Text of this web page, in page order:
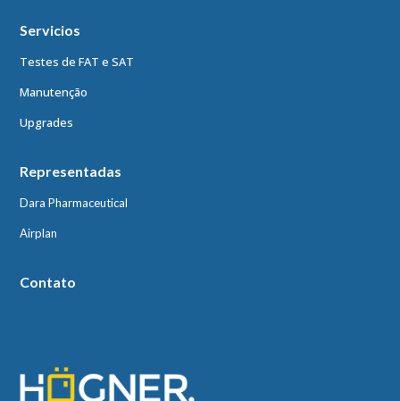
Servicios
Testes de FAT e SAT
Manutenção
Upgrades
Representadas
Dara Pharmaceutical
Airplan
Contato